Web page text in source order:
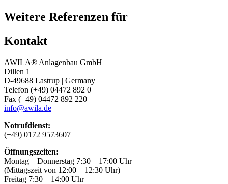
Weitere Referenzen für
Kontakt
AWILA® Anlagenbau GmbH
Dillen 1
D-49688 Lastrup | Germany
Telefon (+49) 04472 892 0
Fax (+49) 04472 892 220
info@awila.de
Notrufdienst:
(+49) 0172 9573607
Öffnungszeiten:
Montag – Donnerstag 7:30 – 17:00 Uhr
(Mittagszeit von 12:00 – 12:30 Uhr)
Freitag 7:30 – 14:00 Uhr